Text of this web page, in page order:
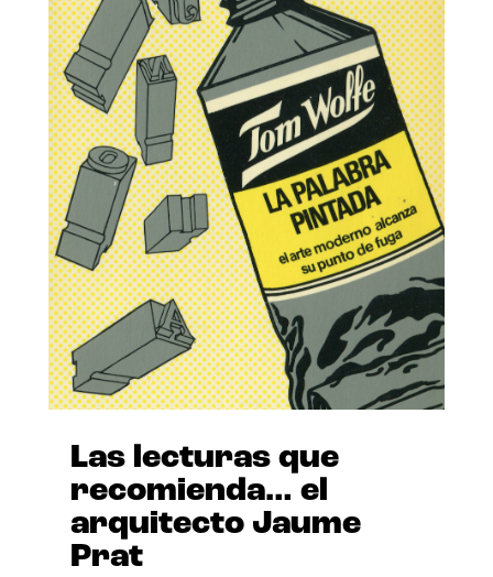
Las lecturas que
recomienda… el
arquitecto Jaume
Prat